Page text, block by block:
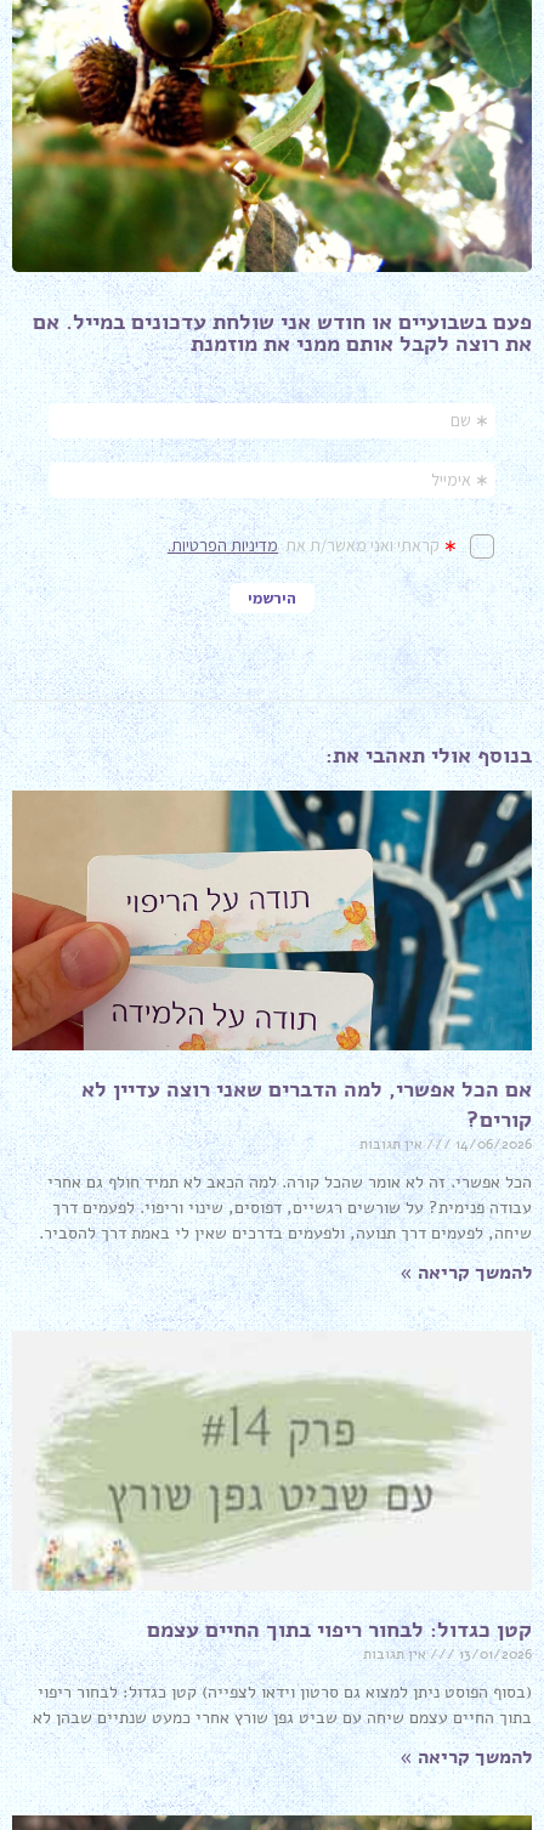
פעם בשבועיים או חודש אני שולחת עדכונים במייל. אם
את רוצה לקבל אותם ממני את מוזמנת ​
בנוסף אולי תאהבי את:
אם הכל אפשרי, למה הדברים שאני רוצה עדיין לא
קורים?
14/06/2026 אין תגובות
הכל אפשרי. זה לא אומר שהכל קורה. למה הכאב לא תמיד חולף גם אחרי
עבודה פנימית? על שורשים רגשיים, דפוסים, שינוי וריפוי. לפעמים דרך
שיחה, לפעמים דרך תנועה, ולפעמים בדרכים שאין לי באמת דרך להסביר.
להמשך קריאה »
קטן כגדול: לבחור ריפוי בתוך החיים עצמם
13/01/2026 אין תגובות
(בסוף הפוסט ניתן למצוא גם סרטון וידאו לצפייה) קטן כגדול: לבחור ריפוי
בתוך החיים עצמם שיחה עם שביט גפן שורץ אחרי כמעט שנתיים שבהן לא
להמשך קריאה »